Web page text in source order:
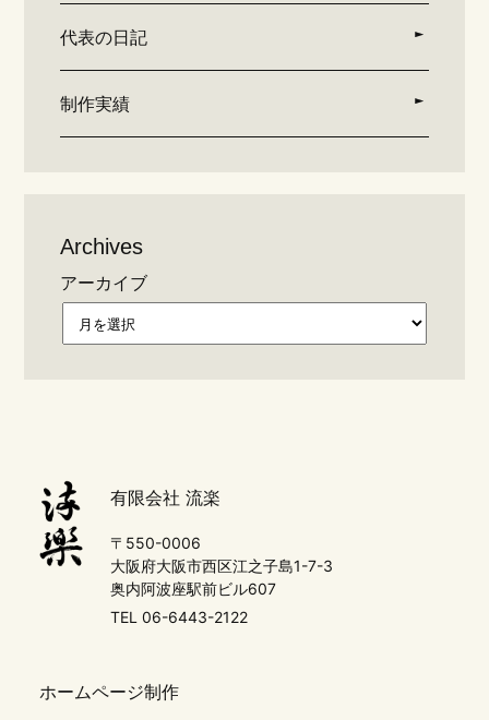
代表の日記
制作実績
Archives
アーカイブ
有限会社 流楽
〒550-0006
大阪府大阪市西区江之子島1-7-3
奥内阿波座駅前ビル607
TEL 06-6443-2122
ホームページ制作